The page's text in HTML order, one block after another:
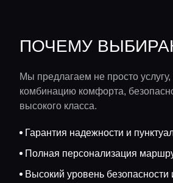
ПОЧЕМУ
Мы предлагаем не просто
комбинацию комфорта,
высокого класса.
Гарантия надежности и
Полная персонализация
Высокий уровень безопасности